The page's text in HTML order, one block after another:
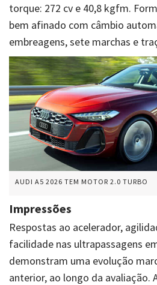
torque: 272 cv e 40,8 kgfm.
bem afinado com câmbio
embreagens, sete marchas e
AUDI A5 2026 TEM MOTOR 2.0 TURBO
Impressões
Respostas ao acelerador,
facilidade nas ultrapassagens
demonstram uma evolução
anterior, ao longo da avaliação.